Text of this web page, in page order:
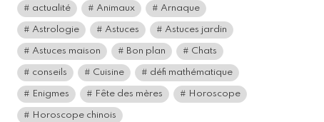
actualité Animaux Arnaque
Astrologie Astuces Astuces jardin
Astuces maison Bon plan Chats
conseils Cuisine défi mathématique
Enigmes Fête des mères Horoscope
Horoscope chinois